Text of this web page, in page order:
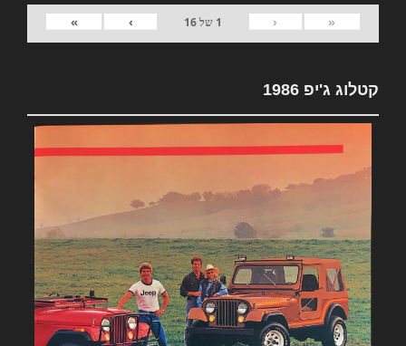
«
‹
1 של16
›
»
קטלוג ג'יפ 1986